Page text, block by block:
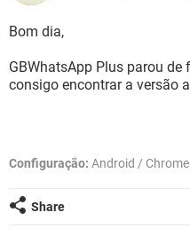
GUIA DE COMPRAS
INSTAGRAM
CELULAR
OUTLOOK
INSTAGRAM
JOGOS
OUTLOOK
Bom dia,
GBWhatsApp Plus parou
consigo encontrar a versão
Configuração: Android /
Share